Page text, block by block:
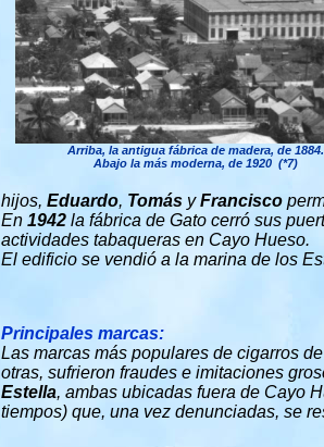
Arriba, la antigua fábrica de madera, de 1884.
Abajo la más moderna, de 1920 (*7)
hijos, Eduardo, Tomás yFrancisco
En 1942 la fábrica de Gato cerró sus
actividades tabaqueras en Cayo Hueso.
El edificio se vendió a la marina de los
Principales marcas:
Las marcas más populares de cigarros
otras, sufrieron fraudes e imitaciones
Estella, ambas ubicadas fuera de Cayo
tiempos) que, una vez denunciadas, se